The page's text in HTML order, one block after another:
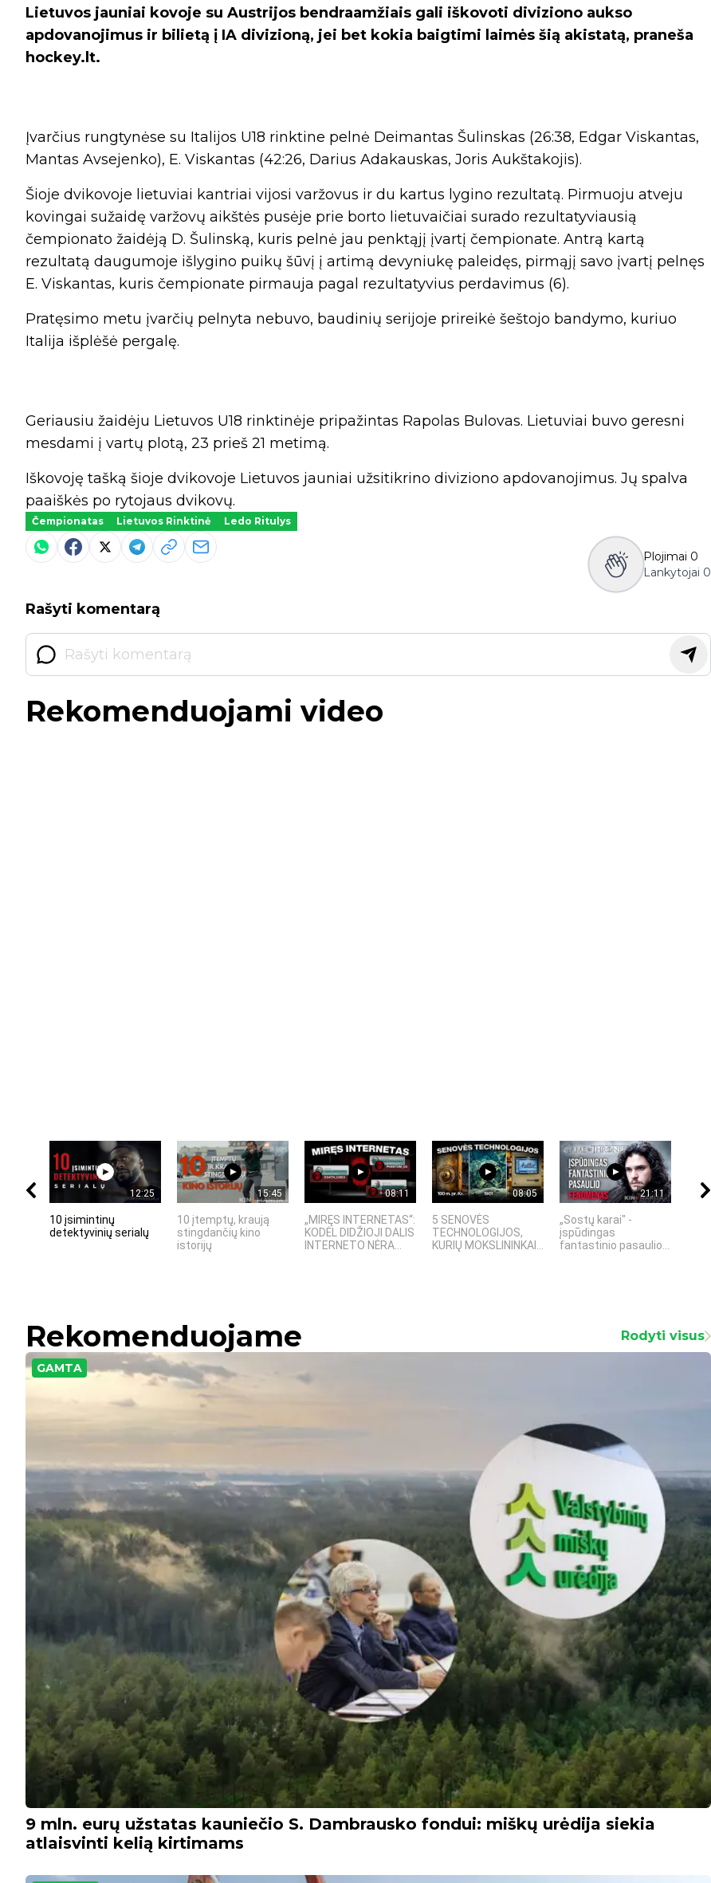
Lietuvos jauniai kovoje su Austrijos bendraamžiais gali iškovoti diviziono aukso
apdovanojimus ir bilietą į IA divizioną, jei bet kokia baigtimi laimės šią akistatą, praneša
hockey.lt.
Įvarčius rungtynėse su Italijos U18 rinktine pelnė Deimantas Šulinskas (26:38, Edgar Viskantas,
Mantas Avsejenko), E. Viskantas (42:26, Darius Adakauskas, Joris Aukštakojis).
Šioje dvikovoje lietuviai kantriai vijosi varžovus ir du kartus lygino rezultatą. Pirmuoju atveju
kovingai sužaidę varžovų aikštės pusėje prie borto lietuvaičiai surado rezultatyviausią
čempionato žaidėją D. Šulinską, kuris pelnė jau penktąjį įvartį čempionate. Antrą kartą
rezultatą daugumoje išlygino puikų šūvį į artimą devyniukę paleidęs, pirmąjį savo įvartį pelnęs
E. Viskantas, kuris čempionate pirmauja pagal rezultatyvius perdavimus (6).
Pratęsimo metu įvarčių pelnyta nebuvo, baudinių serijoje prireikė šeštojo bandymo, kuriuo
Italija išplėšė pergalę.
Geriausiu žaidėju Lietuvos U18 rinktinėje pripažintas Rapolas Bulovas. Lietuviai buvo geresni
mesdami į vartų plotą, 23 prieš 21 metimą.
Iškovoję tašką šioje dvikovoje Lietuvos jauniai užsitikrino diviziono apdovanojimus. Jų spalva
paaiškės po rytojaus dvikovų.
Čempionatas Lietuvos Rinktinė Ledo Ritulys
Plojimai 0
Lankytojai 0
Rašyti komentarą
Rekomenduojami video
12:25
10 įsimintinų
detektyvinių serialų
15:45
10 įtemptų, kraują
stingdančių kino
istorijų
08:11
„MIRĘS INTERNETAS“:
KODĖL DIDŽIOJI DALIS
INTERNETO NĖRA...
08:05
5 SENOVĖS
TECHNOLOGIJOS,
KURIŲ MOKSLININKAI...
21:11
„Sostų karai" -
įspūdingas
fantastinio pasaulio...
Rekomenduojame Rodyti visus
GAMTA
9 mln. eurų užstatas kauniečio S. Dambrausko fondui: miškų urėdija siekia
atlaisvinti kelią kirtimams